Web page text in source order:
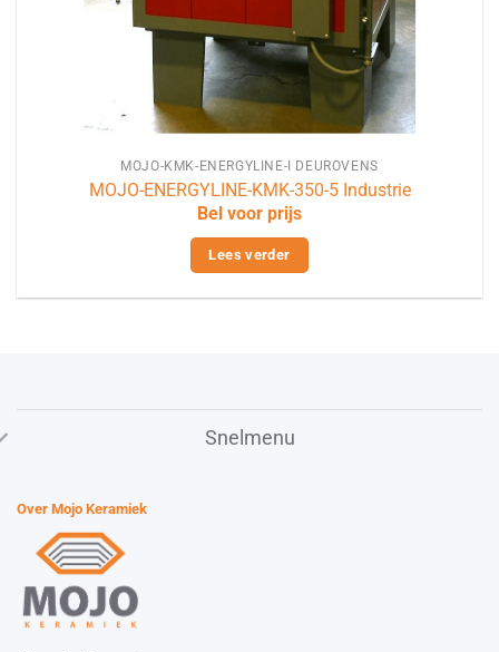
MOJO-KMK-ENERGYLINE-I DEUROVENS
MOJO-ENERGYLINE-KMK-350-5 Industrie
Bel voor prijs
Lees verder
Snelmenu
Over Mojo Keramiek